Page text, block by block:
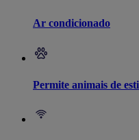
Ar condicionado
Permite animais de